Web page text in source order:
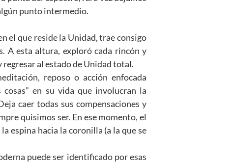
punto intermedio.
el que reside la Unidad, trae consigo
A esta altura, exploró cada rincón y
al estado de Unidad total.
reposo o acción enfocada
en su vida que involucran la
caer todas sus compensaciones y
quisimos ser. En ese momento, el
espina hacia la coronilla (a la que se
puede ser identificado por esas